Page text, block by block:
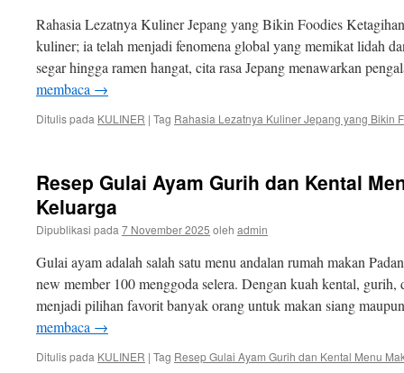
Rahasia Lezatnya Kuliner Jepang yang Bikin Foodies
kuliner; ia telah menjadi fenomena global yang memikat lidah
segar hingga ramen hangat, cita rasa Jepang menawarkan
membaca →
Ditulis pada KULINER | Tag Rahasia Lezatnya Kuliner Jepang yang Bikin
Resep Gulai Ayam Gurih dan Kental
Keluarga
Dipublikasi pada 7 November 2025 oleh admin
Gulai ayam adalah salah satu menu andalan rumah makan
new member 100 menggoda selera. Dengan kuah kental, gurih,
menjadi pilihan favorit banyak orang untuk makan siang
membaca →
Ditulis pada KULINER | Tag Resep Gulai Ayam Gurih dan Kental Menu